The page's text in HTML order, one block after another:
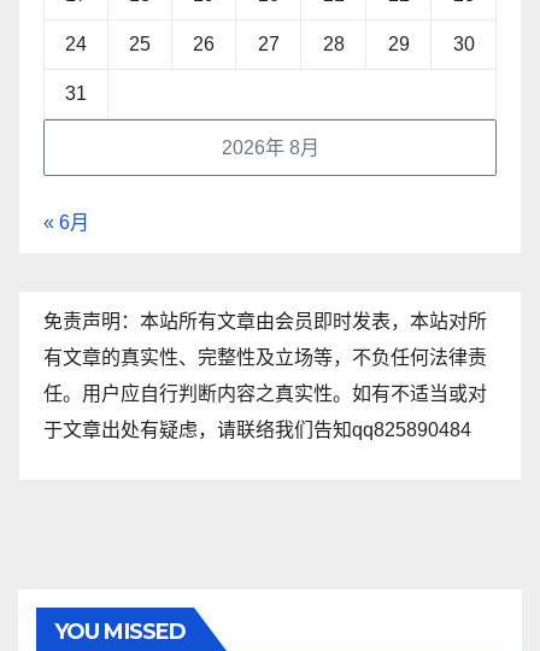
2026年 8月
24 25 26 27 28 29 30
31
« 6月
免责声明：本站所有文章由会员即时发表，本站对所
有文章的真实性、完整性及立场等，不负任何法律责
任。用户应自行判断内容之真实性。如有不适当或对
于文章出处有疑虑，请联络我们告知qq825890484
YOU MISSED